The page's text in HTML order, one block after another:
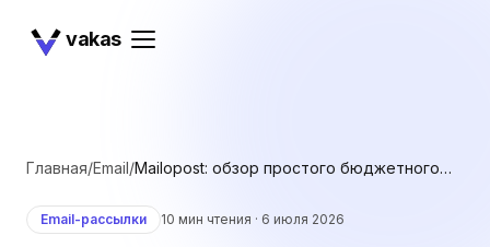
vakas
Главная/Email/Mailopost: обзор простого бюджетного
Email-рассылки 10 мин чтения · 6 июля 2026